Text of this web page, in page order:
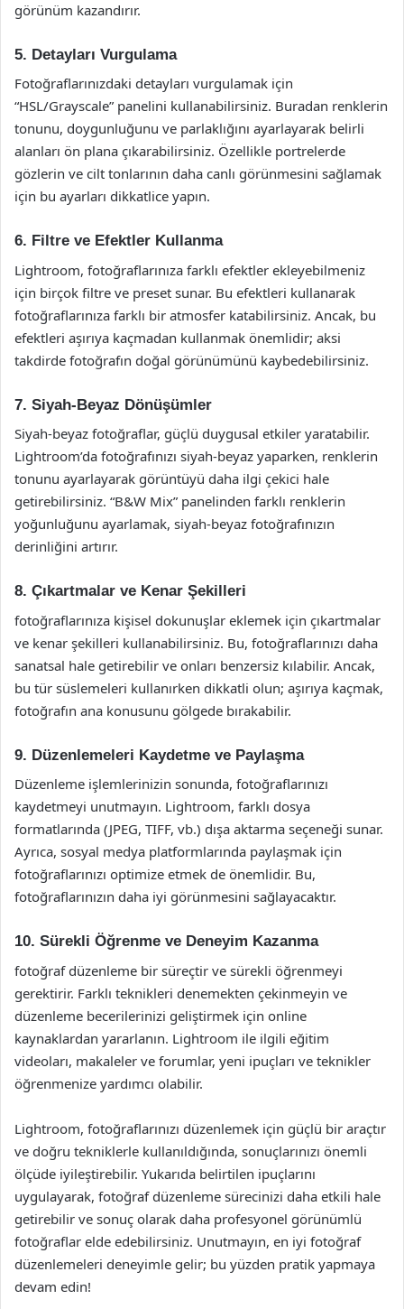
görünüm kazandırır.
5. Detayları Vurgulama
Fotoğraflarınızdaki detayları vurgulamak için
“HSL/Grayscale” panelini kullanabilirsiniz. Buradan renklerin
tonunu, doygunluğunu ve parlaklığını ayarlayarak belirli
alanları ön plana çıkarabilirsiniz. Özellikle portrelerde
gözlerin ve cilt tonlarının daha canlı görünmesini sağlamak
için bu ayarları dikkatlice yapın.
6. Filtre ve Efektler Kullanma
Lightroom, fotoğraflarınıza farklı efektler ekleyebilmeniz
için birçok filtre ve preset sunar. Bu efektleri kullanarak
fotoğraflarınıza farklı bir atmosfer katabilirsiniz. Ancak, bu
efektleri aşırıya kaçmadan kullanmak önemlidir; aksi
takdirde fotoğrafın doğal görünümünü kaybedebilirsiniz.
7. Siyah-Beyaz Dönüşümler
Siyah-beyaz fotoğraflar, güçlü duygusal etkiler yaratabilir.
Lightroom’da fotoğrafınızı siyah-beyaz yaparken, renklerin
tonunu ayarlayarak görüntüyü daha ilgi çekici hale
getirebilirsiniz. “B&W Mix” panelinden farklı renklerin
yoğunluğunu ayarlamak, siyah-beyaz fotoğrafınızın
derinliğini artırır.
8. Çıkartmalar ve Kenar Şekilleri
fotoğraflarınıza kişisel dokunuşlar eklemek için çıkartmalar
ve kenar şekilleri kullanabilirsiniz. Bu, fotoğraflarınızı daha
sanatsal hale getirebilir ve onları benzersiz kılabilir. Ancak,
bu tür süslemeleri kullanırken dikkatli olun; aşırıya kaçmak,
fotoğrafın ana konusunu gölgede bırakabilir.
9. Düzenlemeleri Kaydetme ve Paylaşma
Düzenleme işlemlerinizin sonunda, fotoğraflarınızı
kaydetmeyi unutmayın. Lightroom, farklı dosya
formatlarında (JPEG, TIFF, vb.) dışa aktarma seçeneği sunar.
Ayrıca, sosyal medya platformlarında paylaşmak için
fotoğraflarınızı optimize etmek de önemlidir. Bu,
fotoğraflarınızın daha iyi görünmesini sağlayacaktır.
10. Sürekli Öğrenme ve Deneyim Kazanma
fotoğraf düzenleme bir süreçtir ve sürekli öğrenmeyi
gerektirir. Farklı teknikleri denemekten çekinmeyin ve
düzenleme becerilerinizi geliştirmek için online
kaynaklardan yararlanın. Lightroom ile ilgili eğitim
videoları, makaleler ve forumlar, yeni ipuçları ve teknikler
öğrenmenize yardımcı olabilir.
Lightroom, fotoğraflarınızı düzenlemek için güçlü bir araçtır
ve doğru tekniklerle kullanıldığında, sonuçlarınızı önemli
ölçüde iyileştirebilir. Yukarıda belirtilen ipuçlarını
uygulayarak, fotoğraf düzenleme sürecinizi daha etkili hale
getirebilir ve sonuç olarak daha profesyonel görünümlü
fotoğraflar elde edebilirsiniz. Unutmayın, en iyi fotoğraf
düzenlemeleri deneyimle gelir; bu yüzden pratik yapmaya
devam edin!